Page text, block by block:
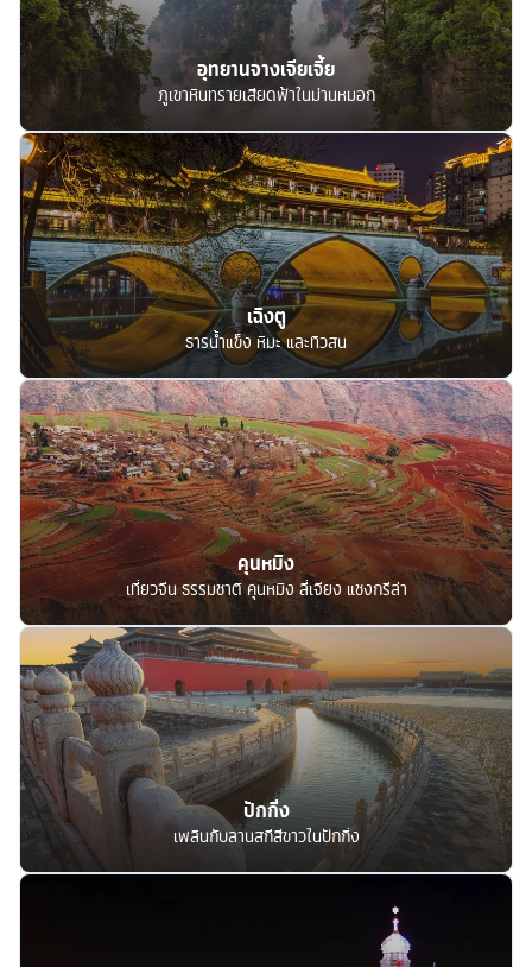
อุทยานจางเจียเจี้ย
ภูเขาหินทรายเสียดฟ้าในม่านหมอก
เฉิงตู
ธารน้ำแข็ง หิมะ และทิวสน
คุนหมิง
เที่ยวจีน ธรรมชาติ คุนหมิง ลี่เจียง แชงกรีล่า
ปักกิ่ง
เพลินกับลานสกีสีขาวในปักกิ่ง